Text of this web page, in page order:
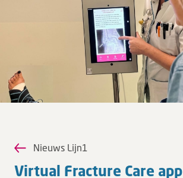
Over ons
MijnDZNieuws Lijn1
Virtual Frac­tu­re Care app